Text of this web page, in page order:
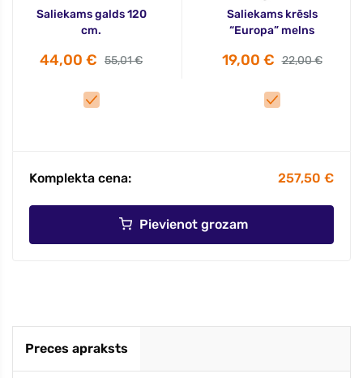
Saliekams galds 120
cm.
44,00 € 55,01 €
Saliekams krēsls
“Europa” melns
19,00 € 22,00 €
Komplekta cena: 257,50 €
Pievienot grozam
Preces apraksts